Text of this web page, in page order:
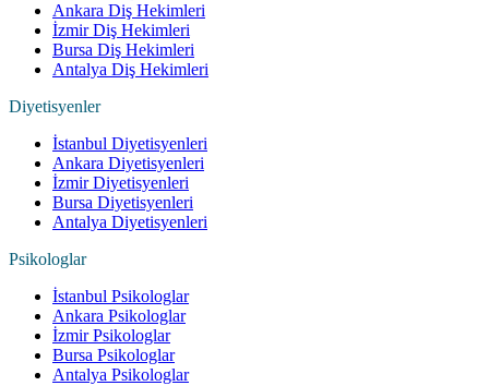
Ankara Diş Hekimleri
İzmir Diş Hekimleri
Bursa Diş Hekimleri
Antalya Diş Hekimleri
Diyetisyenler
İstanbul Diyetisyenleri
Ankara Diyetisyenleri
İzmir Diyetisyenleri
Bursa Diyetisyenleri
Antalya Diyetisyenleri
Psikologlar
İstanbul Psikologlar
Ankara Psikologlar
İzmir Psikologlar
Bursa Psikologlar
Antalya Psikologlar